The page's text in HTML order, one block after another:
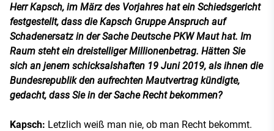
Herr Kapsch, im März des Vorjahres hat ein Schiedsgericht
festgestellt, dass die Kapsch Gruppe Anspruch auf
Schadenersatz in der Sache Deutsche PKW Maut hat. Im
Raum steht ein dreistelliger Millionenbetrag. Hätten Sie
sich an jenem schicksalshaften 19 Juni 2019, als ihnen die
Bundesrepublik den aufrechten Mautvertrag kündigte,
gedacht, dass Sie in der Sache Recht bekommen?
Kapsch: Letzlich weiß man nie, ob man Recht bekommt.